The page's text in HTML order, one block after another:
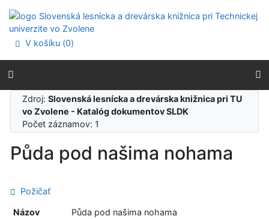
Prejsť na menu
Prehlásenie o webovej prístupnosti
V košíku (0)
Zdroj:Slovenská lesnícka a drevárska knižnica pri TU
vo Zvolene - Katalóg dokumentov SLDK
Počet záznamov: 1
Půda pod našima nohama
Požičať
Názov
Půda pod našima nohama